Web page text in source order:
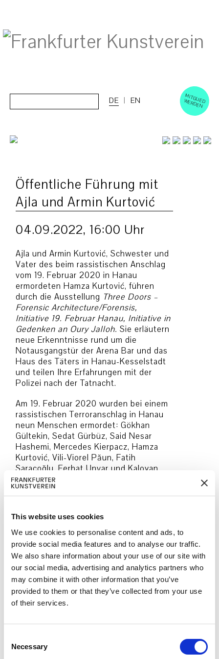
This website uses cookies
We use cookies to personalise content and ads, to
provide social media features and to analyse our traffic.
We also share information about your use of our site with
our social media, advertising and analytics partners who
may combine it with other information that you’ve
provided to them or that they’ve collected from your use
of their services.
Necessary
M
ITGLIED W
ERD
EN
DE EN
Öffentliche Führung mit
Ajla und Armin Kurtović
04.09.2022, 16:00 Uhr
Ajla und Armin Kurtović, Schwester und
Vater des beim rassistischen Anschlag
vom 19. Februar 2020 in Hanau
ermordeten Hamza Kurtović, führen
durch die Ausstellung Three Doors –
Forensic Architecture/Forensis,
Initiative 19. Februar Hanau, Initiative in
Gedenken an Oury Jalloh. Sie erläutern
neue Erkenntnisse rund um die
Notausgangstür der Arena Bar und das
Haus des Täters in Hanau-Kesselstadt
und teilen Ihre Erfahrungen mit der
Polizei nach der Tatnacht.
Am 19. Februar 2020 wurden bei einem
rassistischen Terroranschlag in Hanau
neun Menschen ermordet: Gökhan
Gültekin, Sedat Gürbüz, Said Nesar
Hashemi, Mercedes Kierpacz, Hamza
Kurtović, Vili-Viorel Păun, Fatih
Saraçoğlu, Ferhat Unvar und Kaloyan
Velkov.
Die unermüdliche Arbeit der Familien
radikale Veränderung in der
Wahrnehmung und in der Wirksamkeit
geschaffen. Um die Familien haben sich
unzählige Menschen, Aktivist*innen,
Rechtsanwält*innen und
Unterstützer*innen aus allen Teilen der
Zivilgesellschaft vereint. Sie alle
bringen nicht nur ihre jeweiligen
Kompetenzen ein, sondern ihre
Erinnerung, Gerechtigkeit, Aufklärung